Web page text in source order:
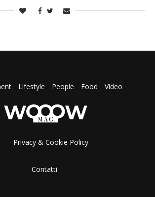
Lifestyle People Food Video
Privacy & Cookie Policy
Contatti